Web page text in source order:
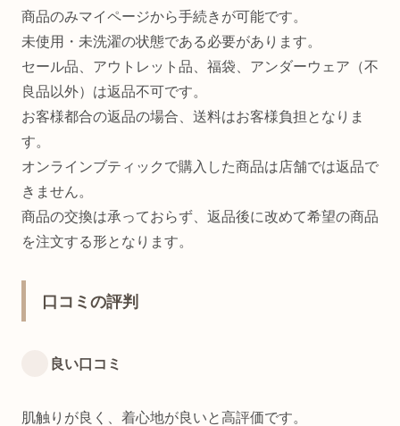
商品のみマイページから手続きが可能です。
未使用・未洗濯の状態である必要があります。
セール品、アウトレット品、福袋、アンダーウェア（不
良品以外）は返品不可です。
お客様都合の返品の場合、送料はお客様負担となりま
す。
オンラインブティックで購入した商品は店舗では返品で
きません。
商品の交換は承っておらず、返品後に改めて希望の商品
を注文する形となります。
口コミの評判
良い口コミ
肌触りが良く、着心地が良いと高評価です。